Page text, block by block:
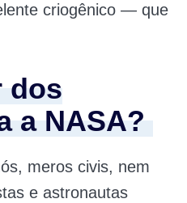
criogênico — que
dos
a NASA?
meros civis, nem
e astronautas